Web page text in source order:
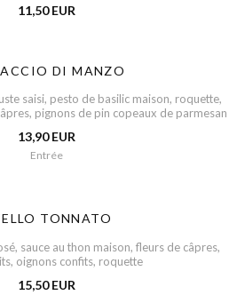
11,50 EUR
DI MANZO
saisi, pesto de basilic maison, roquette,
pignons de pin copeaux de parmesan
13,90 EUR
Entrée
TONNATO
sauce au thon maison, fleurs de câpres,
oignons confits, roquette
15,50 EUR